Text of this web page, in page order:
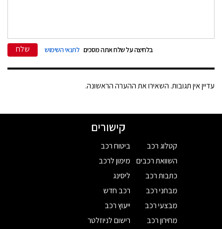
בלחיצה על שלח אתה מסכים לתנאי השימוש שלח
עדיין אין תגובות. השאירו את ההערה הראשונה.
קישורים
קטלוג רכב
השוואת רכבים
כתבות רכב
מבחני רכב
מבצעי רכב
מחירון רכב
ביטוח רכב
מימון לרכב
ליסינג
רכב חדש
ייעוץ רכב
רישום לניוזלטר